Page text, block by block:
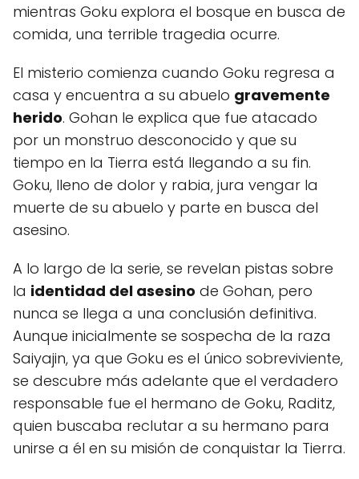
mientras Goku explora el bosque en busca de
comida, una terrible tragedia ocurre.
El misterio comienza cuando Goku regresa a
casa y encuentra a su abuelo gravemente
herido. Gohan le explica que fue atacado
por un monstruo desconocido y que su
tiempo en la Tierra está llegando a su fin.
Goku, lleno de dolor y rabia, jura vengar la
muerte de su abuelo y parte en busca del
asesino.
A lo largo de la serie, se revelan pistas sobre
la identidad del asesino de Gohan, pero
nunca se llega a una conclusión definitiva.
Aunque inicialmente se sospecha de la raza
Saiyajin, ya que Goku es el único sobreviviente,
se descubre más adelante que el verdadero
responsable fue el hermano de Goku, Raditz,
quien buscaba reclutar a su hermano para
unirse a él en su misión de conquistar la Tierra.